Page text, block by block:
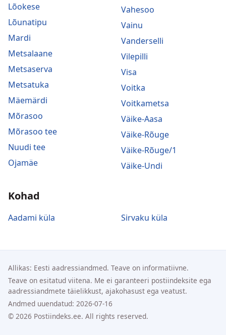
Lõokese
Lõunatipu
Mardi
Metsalaane
Metsaserva
Metsatuka
Mäemärdi
Mõrasoo
Mõrasoo tee
Nuudi tee
Ojamäe
Vahesoo
Vainu
Vanderselli
Vilepilli
Visa
Voitka
Voitkametsa
Väike-Aasa
Väike-Rõuge
Väike-Rõuge/1
Väike-Undi
Kohad
Aadami küla Sirvaku küla
Allikas: Eesti aadressiandmed. Teave on informatiivne.
Teave on esitatud viitena. Me ei garanteeri postiindeksite ega
aadressiandmete täielikkust, ajakohasust ega veatust.
Andmed uuendatud: 2026-07-16
© 2026 Postiindeks.ee. All rights reserved.